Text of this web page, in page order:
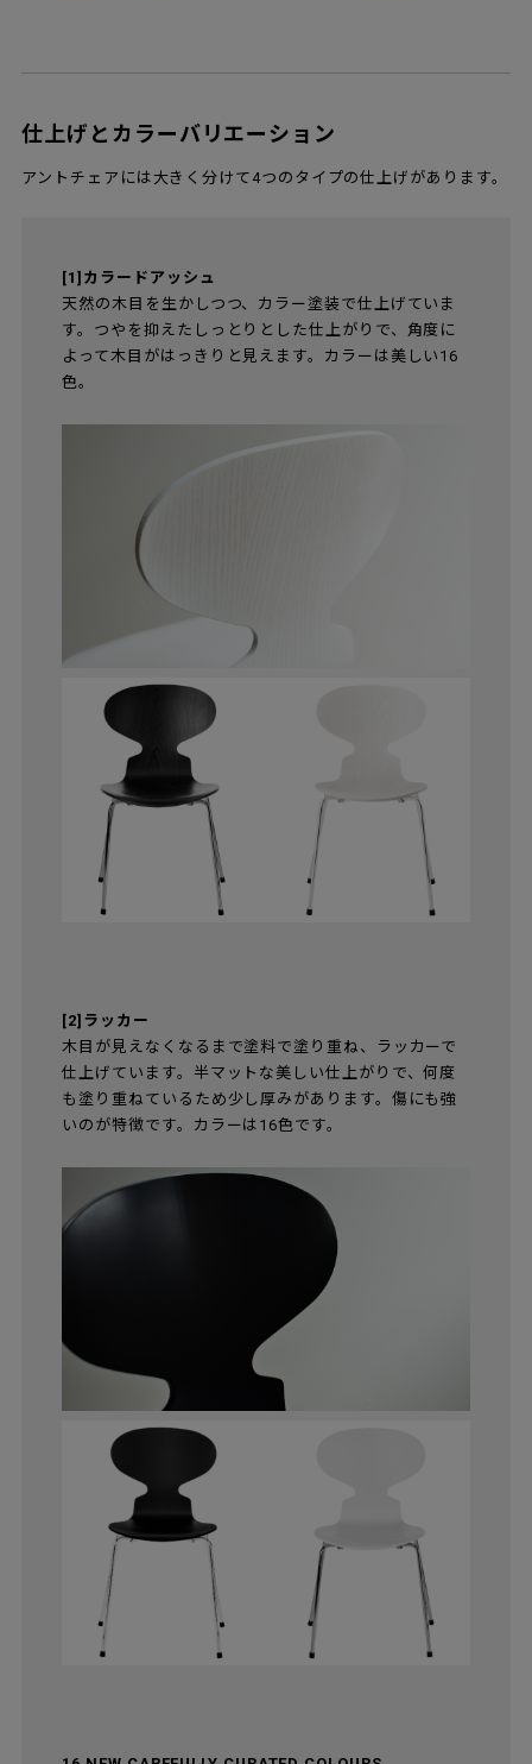
仕上げとカラーバリエーション
アントチェアには大きく分けて4つのタイプの仕上げがあります。
[1]カラードアッシュ
天然の木目を生かしつつ、カラー塗装で仕上げていま
す。つやを抑えたしっとりとした仕上がりで、角度に
よって木目がはっきりと見えます。カラーは美しい16
色。
[2]ラッカー
木目が見えなくなるまで塗料で塗り重ね、ラッカーで
仕上げています。半マットな美しい仕上がりで、何度
も塗り重ねているため少し厚みがあります。傷にも強
いのが特徴です。カラーは16色です。